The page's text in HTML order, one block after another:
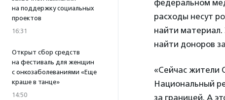
на поддержку социальных
проектов
16:31
Открыт сбор средств
на фестиваль для женщин
с онкозаболеваниями «Еще
краше в танце»
14:50
федеральном
расходы несут
найти
найти доноров
«Сейчас жители
Национальный
за границей. А